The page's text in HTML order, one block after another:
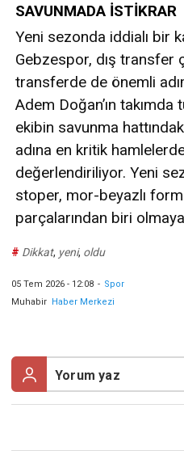
SAVUNMADA İSTİKRAR
Yeni sezonda iddialı bir
Gebzespor, dış transfer
transferde de önemli
Adem Doğan’ın takımda
ekibin savunma
adına en kritik
değerlendiriliyor. Yeni
stoper, mor-beyazlı
parçalarından biri
# Dikkat, yeni, oldu
05 Tem 2026 - 12:08 - Spor
Muhabir
Haber Merkezi